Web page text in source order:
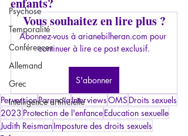
Psychose
Temporalité
Conférences
Allemand
Grec
Intelligence artificielle
Vous souhaitez en lire plus ?
Abonnez-vous à arianebilheran.com pour
continuer à lire ce post exclusif.
S'abonner
PerversionParanoïaInterviewsOMSDroits sexuels
2023 Protection de l'enfanceEducation sexuelle
Judith ReismanImposture des droits sexuels